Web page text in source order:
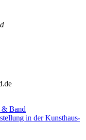
Band
in der Kunsthaus-